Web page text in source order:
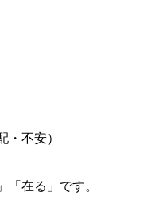
・不安）
「在る」です。